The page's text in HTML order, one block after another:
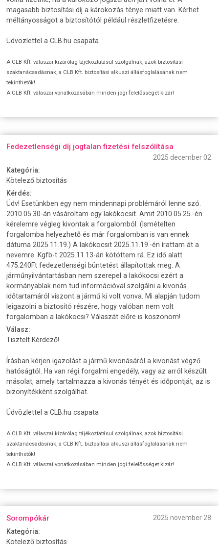
magasabb biztosítási díj a károkozás ténye miatt van. Kérhet
méltányosságot a biztosítótól például részletfizetésre.
Üdvözlettel a CLB.hu csapata
A CLB Kft. válaszai kizárólag tájékoztatásul szolgálnak, azok biztosítási
szaktanácsadásnak, a CLB Kft. biztosítási alkuszi állásfoglalásának nem
tekinthetők!
A CLB Kft. válaszai vonatkozásában minden jogi felelősséget kizár!
Fedezetlenségi díj jogtalan fizetési felszólítása
2025 december 02.
Kategória:
Kötelező biztosítás
Kérdés:
Üdv! Esetünkben egy nem mindennapi problémáról lenne szó.
2010.05.30-án vásároltam egy lakókocsit. Amit 2010.05.25.-én
kérelemre végleg kivontak a forgalomból. (Ismételten
forgalomba helyezhető és már forgalomban is van ennek
dátuma 2025.11.19.) A lakókocsit 2025.11.19.-én írattam át a
nevemre. Kgfb-t 2025.11.13-án kötöttem rá. Ez idő alatt
475.240Ft fedezetlenségi büntetést állapítottak meg. A
járműnyilvántartásban nem szerepel a lakókocsi ezért a
kormányablak nem tud információval szolgálni a kivonás
időtartamáról viszont a jármű ki volt vonva. Mi alapján tudom
leigazolni a biztosító részére, hogy valóban nem volt
forgalomban a lakókocsi? Válaszát előre is köszönöm!
Válasz:
Tisztelt Kérdező!
Írásban kérjen igazolást a jármű kivonásáról a kivonást végző
hatóságtól. Ha van régi forgalmi engedély, vagy az arról készült
másolat, amely tartalmazza a kivonás tényét és időpontját, az is
bizonyítékként szolgálhat.
Üdvözlettel a CLB.hu csapata
A CLB Kft. válaszai kizárólag tájékoztatásul szolgálnak, azok biztosítási
szaktanácsadásnak, a CLB Kft. biztosítási alkuszi állásfoglalásának nem
tekinthetők!
A CLB Kft. válaszai vonatkozásában minden jogi felelősséget kizár!
Sorompókár
2025 november 28.
Kategória:
Kötelező biztosítás